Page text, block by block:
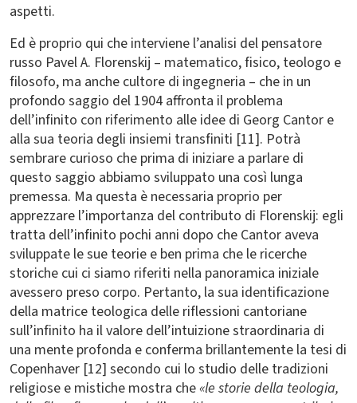
aspetti.
Ed è proprio qui che interviene l’analisi del pensatore
russo Pavel A. Florenskij – matematico, fisico, teologo e
filosofo, ma anche cultore di ingegneria – che in un
profondo saggio del 1904 affronta il problema
dell’infinito con riferimento alle idee di Georg Cantor e
alla sua teoria degli insiemi transfiniti [11]. Potrà
sembrare curioso che prima di iniziare a parlare di
questo saggio abbiamo sviluppato una così lunga
premessa. Ma questa è necessaria proprio per
apprezzare l’importanza del contributo di Florenskij: egli
tratta dell’infinito pochi anni dopo che Cantor aveva
sviluppate le sue teorie e ben prima che le ricerche
storiche cui ci siamo riferiti nella panoramica iniziale
avessero preso corpo. Pertanto, la sua identificazione
della matrice teologica delle riflessioni cantoriane
sull’infinito ha il valore dell’intuizione straordinaria di
una mente profonda e conferma brillantemente la tesi di
Copenhaver [12] secondo cui lo studio delle tradizioni
religiose e mistiche mostra che«le storie della teologia,